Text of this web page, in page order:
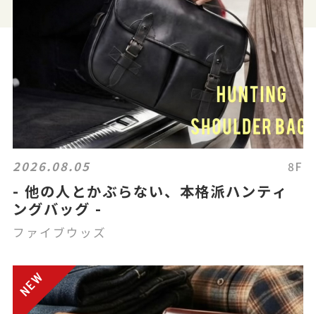
2026.08.05 8F
- 他の人とかぶらない、本格派ハンティ
ングバッグ -
ファイブウッズ